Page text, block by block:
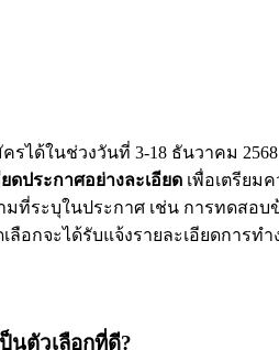
รได้ในช่วงวันที่ 3-18 ธันวาคม 2568
ดประกาศอย่างละเอียด เพื่อเตรียม
ที่ระบุในประกาศ เช่น การทดสอ
ลือกจะได้รับแจ้งรายละเอียดการท
นตัวเลือกที่ดี?